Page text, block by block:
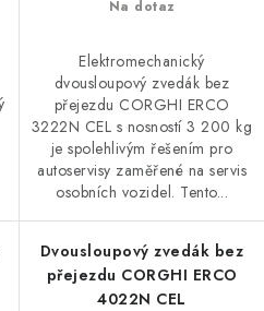
Na dotaz
Elektromechanický
dvousloupový zvedák bez
přejezdu CORGHI ERCO
3222N CEL s nosností 3 200 kg
je spolehlivým řešením pro
autoservisy zaměřené na servis
osobních vozidel. Tento...
Dvousloupový zvedák bez
přejezdu CORGHI ERCO
4022N CEL